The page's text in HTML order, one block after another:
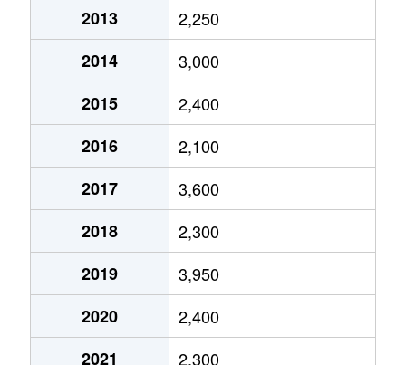
1,700万円 だいどう豊里
2,500万円 だいどう豊里
1,800万円 だいどう豊里
16,000万円 だいどう豊里
1,500万円 だいどう豊里
2,600万円 だいどう豊里
9,500万円 だいどう豊里
2,500万円 だいどう豊里
2013
2,250
2014
3,000
2015
2,400
2016
2,100
2017
3,600
2018
2,300
2019
3,950
2020
2,400
2021
2,300